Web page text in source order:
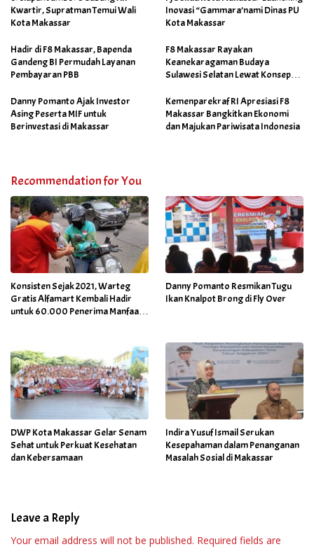
Kwartir, Supratman Temui Wali
Kota Makassar
Inovasi “Gammara’nami Dinas PU
Kota Makassar
Hadir di F8 Makassar, Bapenda
Gandeng BI Permudah Layanan
Pembayaran PBB
F8 Makassar Rayakan
Keanekaragaman Budaya
Sulawesi Selatan Lewat Konsep
Danny Pomanto Ajak Investor
Asing Peserta MIF untuk
Berinvestasi di Makassar
Kemenparekraf RI Apresiasi F8
Makassar Bangkitkan Ekonomi
dan Majukan Pariwisata Indonesia
Recommendation for You
Konsisten Sejak 2021, Warteg
Gratis Alfamart Kembali Hadir
untuk 60.000 Penerima Manfaat
Danny Pomanto Resmikan Tugu
Ikan Knalpot Brong di Fly Over
DWP Kota Makassar Gelar Senam
Sehat untuk Perkuat Kesehatan
dan Kebersamaan
Indira Yusuf Ismail Serukan
Kesepahaman dalam Penanganan
Masalah Sosial di Makassar
Leave a Reply
Your email address will not be published. Required fields are